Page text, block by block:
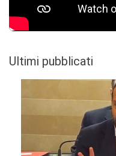
Ultimi pubblicati